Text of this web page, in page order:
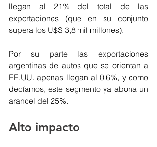
llegan al 21% del total de las
exportaciones (que en su conjunto
supera los U$S 3,8 mil millones).
Por su parte las exportaciones
argentinas de autos que se orientan a
EE.UU. apenas llegan al 0,6%, y como
decíamos, este segmento ya abona un
arancel del 25%.
Alto impacto